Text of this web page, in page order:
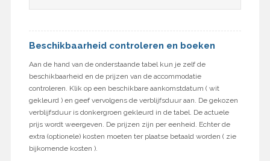
Beschikbaarheid controleren en boeken
Aan de hand van de onderstaande tabel kun je zelf de
beschikbaarheid en de prijzen van de accommodatie
controleren. Klik op een beschikbare aankomstdatum ( wit
gekleurd ) en geef vervolgens de verblijfsduur aan. De gekozen
verblijfsduur is donkergroen gekleurd in de tabel. De actuele
prijs wordt weergeven. De prijzen zijn per eenheid. Echter de
extra (optionele) kosten moeten ter plaatse betaald worden ( zie
bijkomende kosten ).